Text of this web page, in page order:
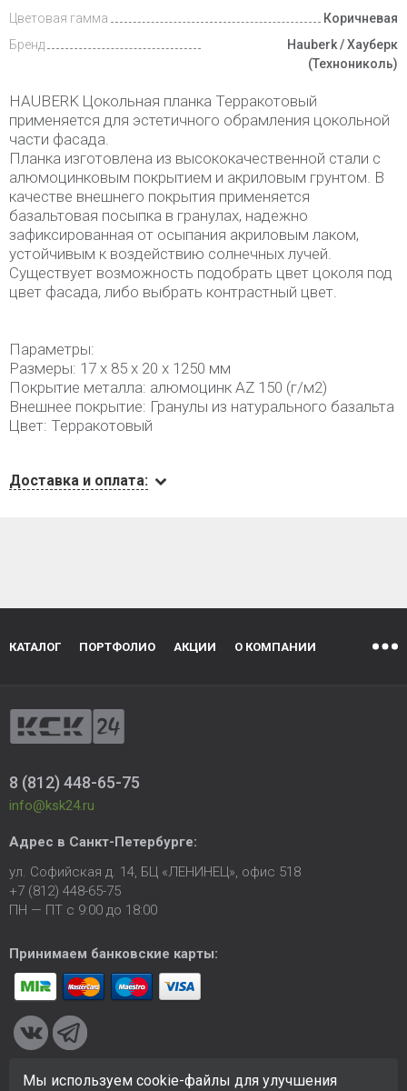
Цветовая гамма
Коричневая
Бренд
Hauberk / Хауберк
(Технониколь)
HAUBERK Цокольная планка Терракотовый
применяется для эстетичного обрамления цокольной
части фасада.
Планка изготовлена из высококачественной стали с
алюмоцинковым покрытием и акриловым грунтом. В
качестве внешнего покрытия применяется
базальтовая посыпка в гранулах, надежно
зафиксированная от осыпания акриловым лаком,
устойчивым к воздействию солнечных лучей.
Существует возможность подобрать цвет цоколя под
цвет фасада, либо выбрать контрастный цвет.
Параметры:
Размеры: 17 х 85 х 20 х 1250 мм
Покрытие металла: алюмоцинк AZ 150 (г/м2)
Внешнее покрытие: Гранулы из натурального базальта
Цвет: Терракотовый
Доставка и оплата:
КАТАЛОГ ПОРТФОЛИО АКЦИИ О КОМПАНИИ
8 (812) 448-65-75
info@ksk24.ru
Адрес в Санкт-Петербурге:
ул. Софийская д. 14, БЦ «ЛЕНИНЕЦ», офис 518
+7 (812) 448-65-75
ПН — ПТ с 9:00 до 18:00
Принимаем банковские карты:
Мы используем cookie-файлы для улучшения